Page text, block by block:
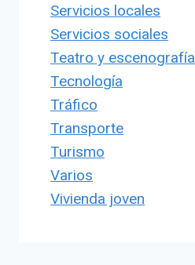
Servicios locales
Servicios sociales
Teatro y escenografía
Tecnología
Tráfico
Transporte
Turismo
Varios
Vivienda joven